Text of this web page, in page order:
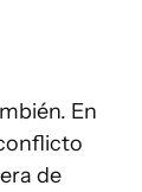
En
de